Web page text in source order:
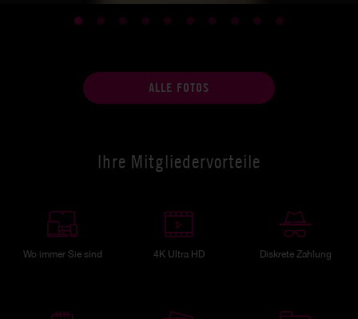
ALLE FOTOS
Ihre Mitgliedervorteile
Wo immer Sie sind 4K Ultra HD Diskrete Zahlung